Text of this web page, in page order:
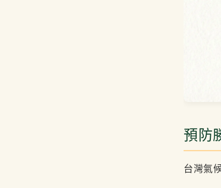
預防
台灣氣